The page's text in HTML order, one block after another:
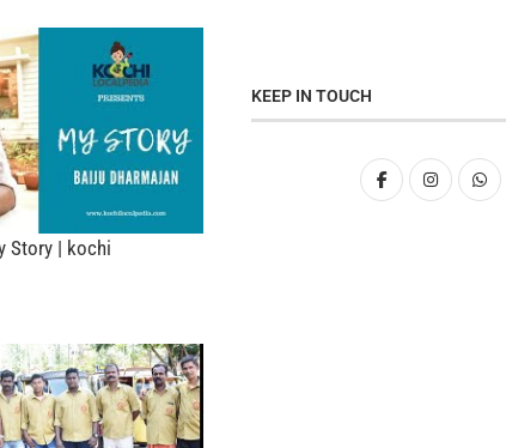
Story | kochi
KEEP IN TOUCH